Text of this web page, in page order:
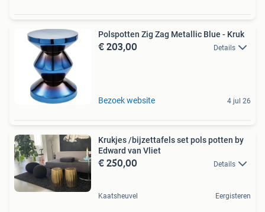
Polspotten Zig Zag Metallic Blue - Kruk
€ 203,00 Details
Bezoek website 4 jul 26
Krukjes /bijzettafels set pols potten by
Edward van Vliet
€ 250,00 Details
Kaatsheuvel Eergisteren